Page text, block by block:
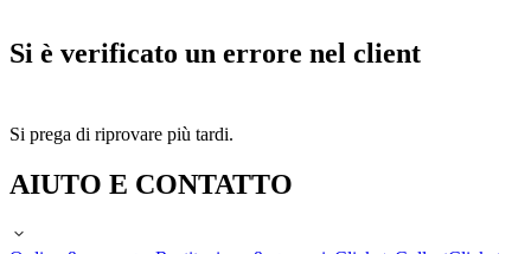
Si è verificato un errore nel client
Si prega di riprovare più tardi.
AIUTO E CONTATTO